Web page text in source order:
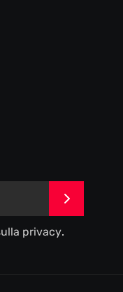
privacy.
>